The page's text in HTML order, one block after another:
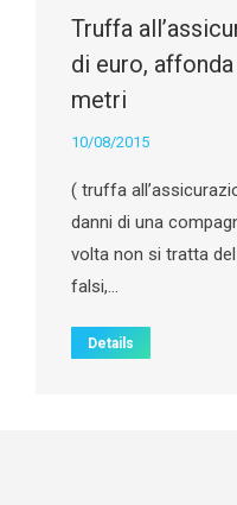
Truffa
di euro,
metri
10/08/2015
( truffa
danni di una
volta non si tratta
falsi,…
Details